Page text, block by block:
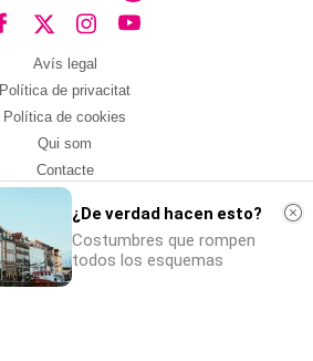
Avís legal
Política de privacitat
Política de cookies
Qui som
Contacte
Xarxes socials
Amb col·laboració de:
¿De verdad hacen esto?
Costumbres que rompen
todos los esquemas